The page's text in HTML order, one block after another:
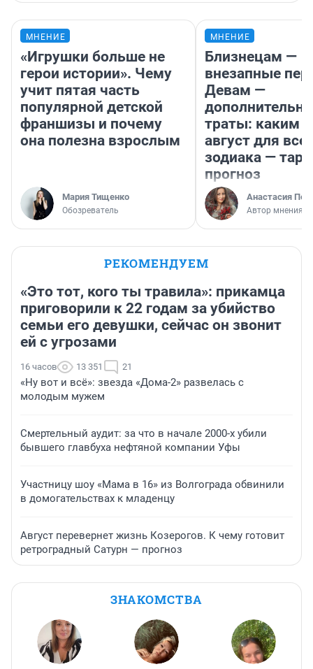
МНЕНИЕ
«Игрушки больше не
герои истории». Чему
учит пятая часть
популярной детской
франшизы и почему
она полезна взрослым
Мария Тищенко
Обозреватель
МНЕНИЕ
Близнецам —
внезапные
Девам —
траты: каким
август для
зодиака —
прогноз
Анастасия
Автор мнения
РЕКОМЕНДУЕМ
«Это тот, кого ты травила»: прикамца
приговорили к 22 годам за убийство
семьи его девушки, сейчас он звонит
ей с угрозами
16 часов 13 351 21
«Ну вот и всё»: звезда «Дома-2» развелась с
молодым мужем
Смертельный аудит: за что в начале 2000-х убили
бывшего главбуха нефтяной компании Уфы
Участницу шоу «Мама в 16» из Волгограда обвинили
в домогательствах к младенцу
Август перевернет жизнь Козерогов. К чему готовит
ретроградный Сатурн — прогноз
ЗНАКОМСТВА